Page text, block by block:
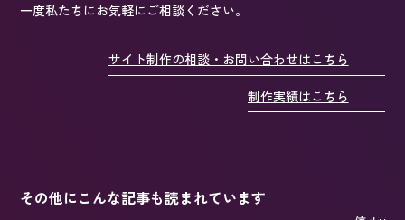
一度私たちにお気軽にご相談ください。
サイト制作の相談・お問い合わせはこちら
制作実績はこちら
その他にこんな記事も読まれています